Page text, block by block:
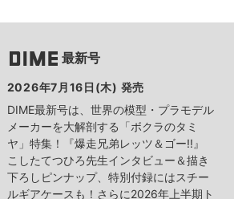
最新号
2026年7月16日(木) 発売
DIME最新号は、世界の模型・プラモデル
メーカーを大解剖する「ボクラのタミ
ヤ」特集！『爆走兄弟レッツ＆ゴー!!』
こしたてつひろ先生インタビュー＆描き
下ろしピンナップ、特別付録にはスチー
ルギアケースも！さらに2026年上半期ト